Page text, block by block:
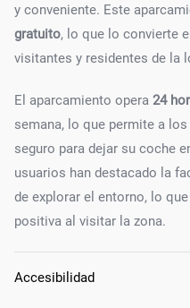
y conveniente. Este
gratuito, lo que lo convierte
visitantes y residentes de la
El aparcamiento opera 24
semana, lo que permite a
seguro para dejar su coche
usuarios han destacado la
de explorar el entorno, lo
positiva al visitar la zona.
Accesibilidad